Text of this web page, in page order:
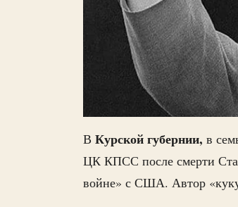
В Курской губернии, в
ЦК КПСС после смерти
войне» с США. Автор